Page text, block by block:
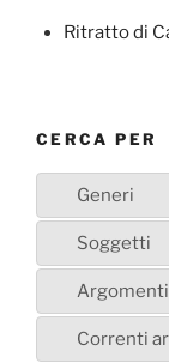
Ritratto di
CERCA PER
Generi
Soggetti
Argomenti
Correnti